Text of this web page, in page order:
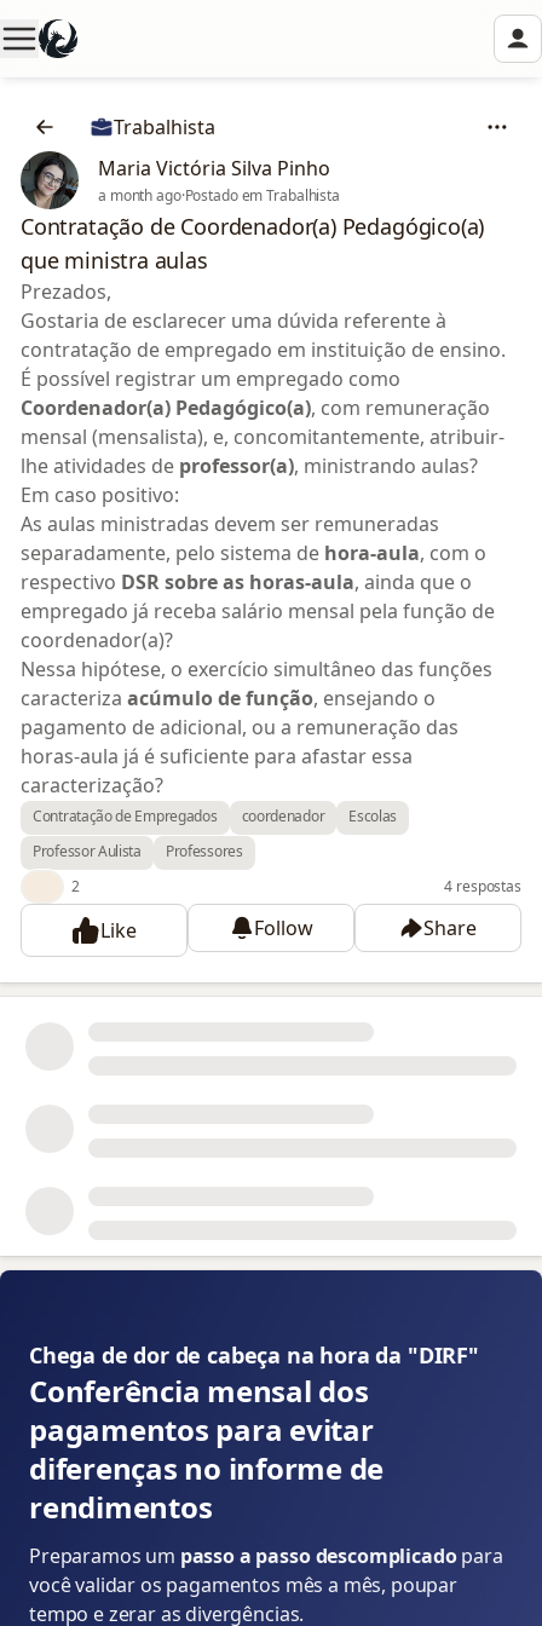
Trabalhista
Maria Victória Silva Pinho
a month ago·Postado em Trabalhista
Contratação de Coordenador(a) Pedagógico(a)
que ministra aulas
Prezados,
Gostaria de esclarecer uma dúvida referente à
contratação de empregado em instituição de ensino.
É possível registrar um empregado como
Coordenador(a) Pedagógico(a), com remuneração
mensal (mensalista), e, concomitantemente, atribuir-
lhe atividades de professor(a), ministrando aulas?
Em caso positivo:
As aulas ministradas devem ser remuneradas
separadamente, pelo sistema de hora-aula, com o
respectivo DSR sobre as horas-aula, ainda que o
empregado já receba salário mensal pela função de
coordenador(a)?
Nessa hipótese, o exercício simultâneo das funções
caracteriza acúmulo de função, ensejando o
pagamento de adicional, ou a remuneração das
horas-aula já é suficiente para afastar essa
caracterização?
Há alguma exigência específica na legislação
trabalhista ou entendimento predominante quanto à
forma correta de contratação e remuneração nessa
situação?
Desde já, agradeço pela orientação.
Contratação de Empregados coordenador
Escolas
Professor Aulista
Professores
2 4 respostas
Like Follow Share
Chega de dor de cabeça na hora da "DIRF" 👇
Conferência mensal dos
pagamentos para evitar
diferenças no informe de
rendimentos
Preparamos um passo a passo descomplicadopara
você validar os pagamentos mês a mês, poupar
tempo e zerar as divergências.